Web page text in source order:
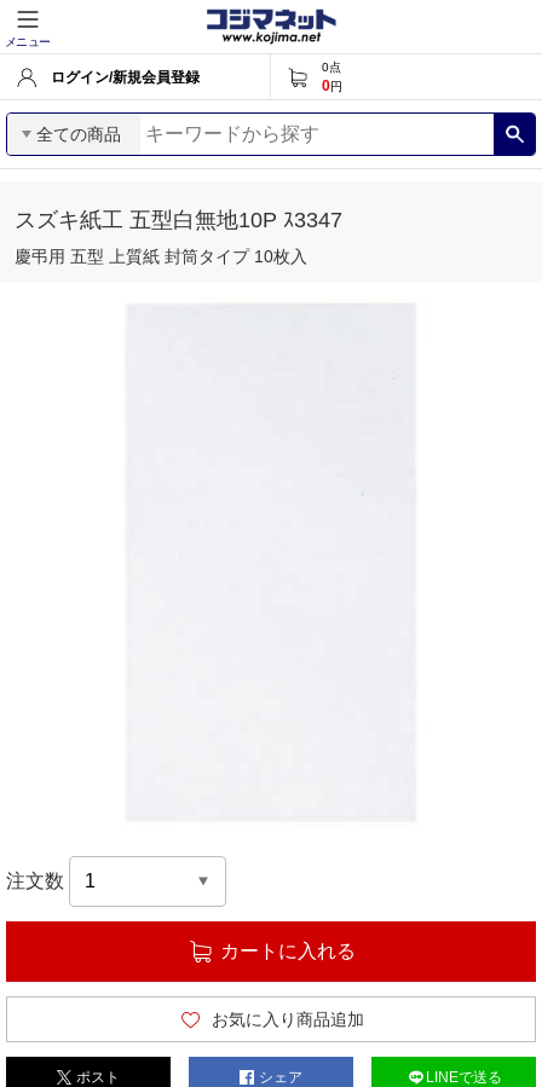
メニュー
ログイン/新規会員登録
0点
0円
全ての商品
スズキ紙工 五型白無地10P ｽ3347
慶弔用 五型 上質紙 封筒タイプ 10枚入
注文数
カートに入れる
お気に入り商品追加
ポスト シェア LINEで送る